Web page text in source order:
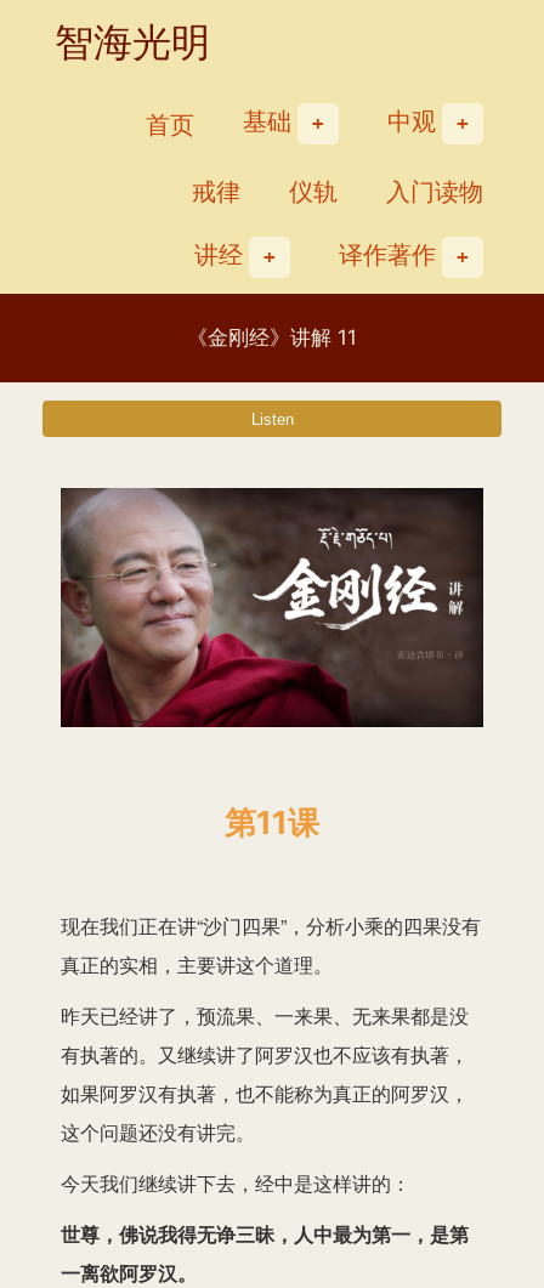
智海光明
首页 基础
中观
戒律
仪轨
入门读物
讲经
译作著作
《金刚经》讲解 11
第11课
现在我们正在讲“沙门四果”，分析小乘的四果没有
真正的实相，主要讲这个道理。
昨天已经讲了，预流果、一来果、无来果都是没
有执著的。又继续讲了阿罗汉也不应该有执著，
如果阿罗汉有执著，也不能称为真正的阿罗汉，
这个问题还没有讲完。
今天我们继续讲下去，经中是这样讲的：
世尊，佛说我得无诤三昧，人中最为第一，是第
一离欲阿罗汉。